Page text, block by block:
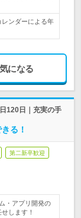
ンダーによる年
気になる
120日｜充実の手
る！
第二新卒歓迎
・アプリ開発の
します！